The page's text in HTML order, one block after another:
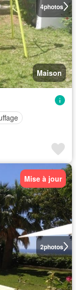
4photos
Maison
2photos
Mise à jour